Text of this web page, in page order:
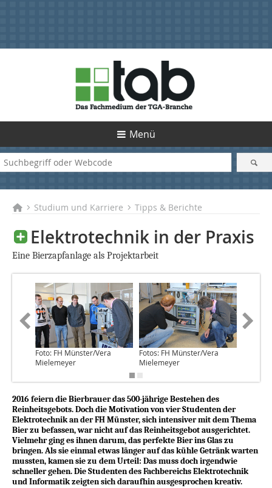
Menü
Studium und Karriere Tipps & Berichte
Elektrotechnik in der Praxis
Eine Bierzapfanlage als Projektarbeit
Foto: FH Münster/Vera
Mielemeyer
Fotos: FH Münster/Vera
Mielemeyer
2016 feiern die Bierbrauer das 500-jährige Bestehen des
Reinheitsgebots. Doch die Motivation von vier Studenten der
Elektrotechnik an der FH Münster, sich intensiver mit dem Thema
Bier zu befassen, war nicht auf das Reinheitsgebot ausgerichtet.
Vielmehr ging es ihnen darum, das perfekte Bier ins Glas zu
bringen. Als sie einmal etwas länger auf das kühle Getränk warten
mussten, kamen sie zu dem Urteil: Das muss doch irgendwie
schneller gehen. Die Studenten des Fachbereichs Elektrotechnik
und Infor­matik zeigten sich daraufhin ausgesprochen kreativ.